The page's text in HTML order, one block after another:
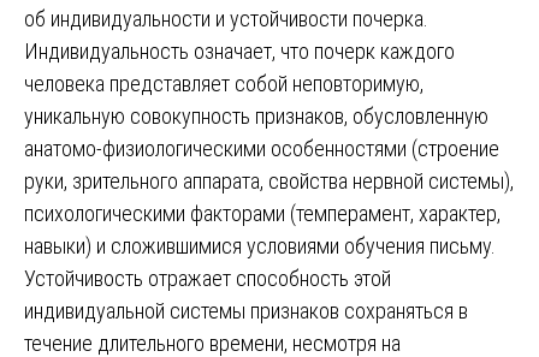
об индивидуальности и устойчивости почерка.
Индивидуальность означает, что почерк каждого
человека представляет собой неповторимую,
уникальную совокупность признаков, обусловленную
анатомо-физиологическими особенностями (строение
руки, зрительного аппарата, свойства нервной системы),
психологическими факторами (темперамент, характер,
навыки) и сложившимися условиями обучения письму.
Устойчивость отражает способность этой
индивидуальной системы признаков сохраняться в
течение длительного времени, несмотря на